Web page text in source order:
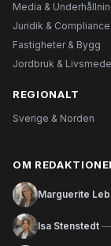
Media &
Juridik & Compliance
Fastigheter & Bygg
Jordbruk &
REGIONALT
Sverige & Norden
OM
Marguerite
Isa Stenstedt —